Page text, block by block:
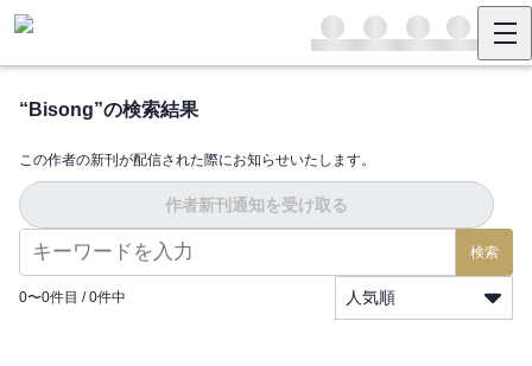
“ Bisong”の検索結果
この作者の新刊が配信された際にお知らせいたします。
作者新刊通知を受け取る
検索
0〜0件目 / 0件中 人気順